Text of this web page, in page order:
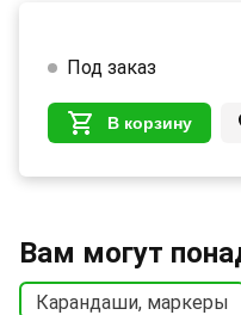
Под заказ
В корзину
Вам могут
Карандаши, маркеры